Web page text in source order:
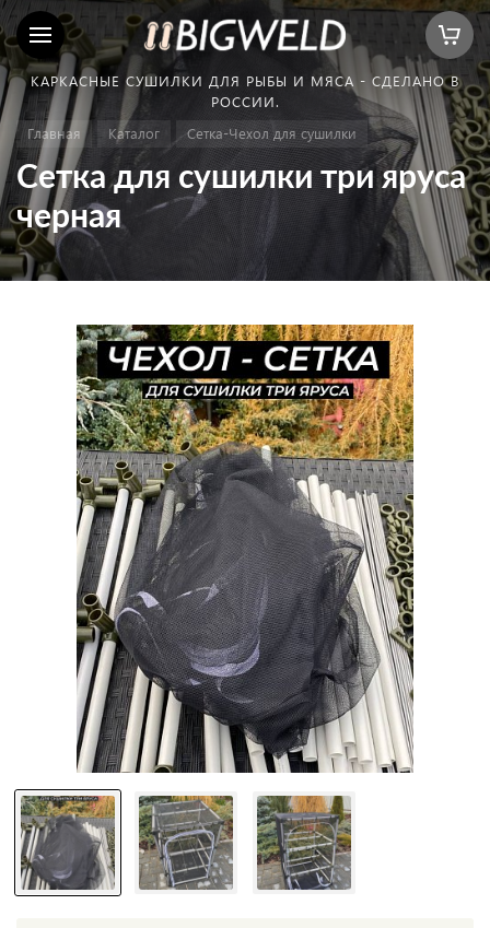
КАРКАСНЫЕ СУШИЛКИ ДЛЯ РЫБЫ И МЯСА - СДЕЛАНО В
РОССИИ.
Главная
Каталог Сетка-Чехол для сушилки
Сетка для сушилки три яруса
черная